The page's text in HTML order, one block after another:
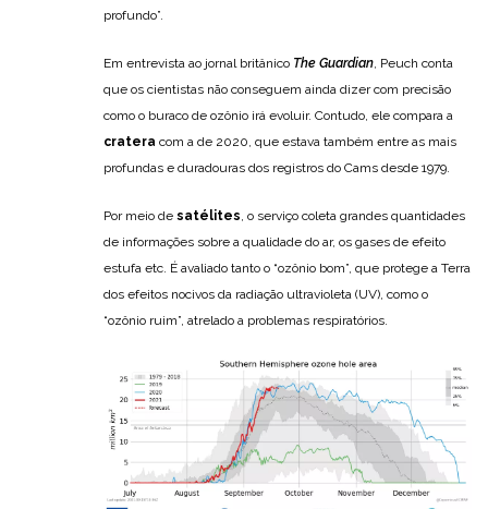
profundo”.
Em entrevista ao jornal britânico The Guardian , Peuch conta
que os cientistas não conseguem ainda dizer com precisão
como o buraco de ozônio irá evoluir. Contudo, ele compara a
cratera com a de 2020, que estava também entre as mais
profundas e duradouras dos registros do Cams desde 1979.
Por meio de satélites , o serviço coleta grandes quantidades
de informações sobre a qualidade do ar, os gases de efeito
estufa etc. É avaliado tanto o “ozônio bom”, que protege a Terra
dos efeitos nocivos da radiação ultravioleta (UV), como o
“ozônio ruim”, atrelado a problemas respiratórios.